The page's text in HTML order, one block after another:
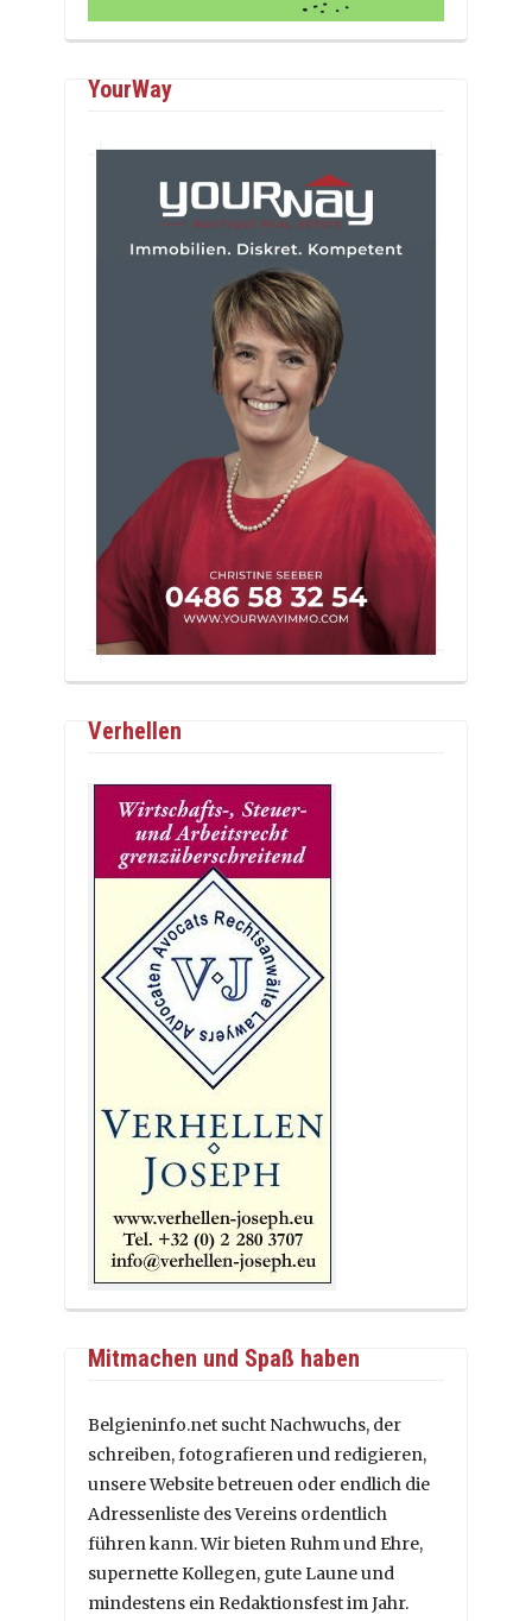
YourWay
Verhellen
Mitmachen und Spaß haben
Belgieninfo.net sucht Nachwuchs, der
schreiben, fotografieren und redigieren,
unsere Website betreuen oder endlich die
Adressenliste des Vereins ordentlich
führen kann. Wir bieten Ruhm und Ehre,
supernette Kollegen, gute Laune und
mindestens ein Redaktionsfest im Jahr.